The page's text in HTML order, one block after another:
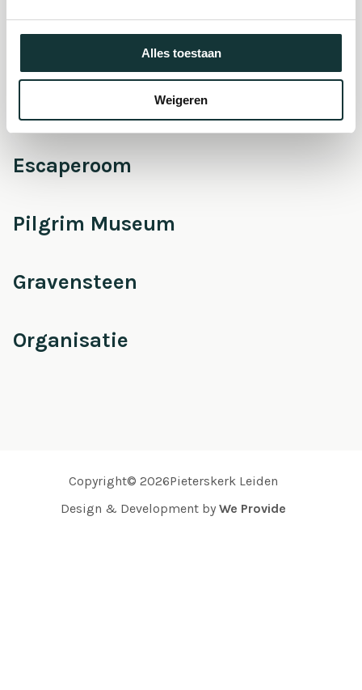
Alles toestaan
Weigeren
Onderhoud &
Escaperoom
Pilgrim Museum
Gravensteen
Organisatie
Copyright© 2026Pieterskerk Leiden
Design & Development by We Provide